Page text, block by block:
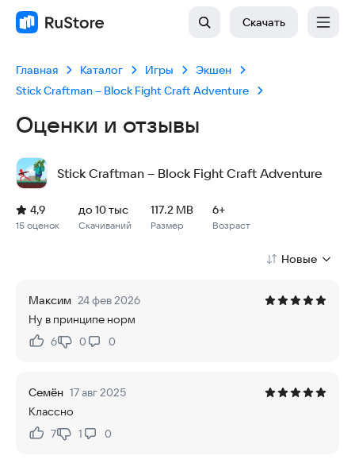
Скачать
Главная Каталог Игры
Экшен
Stick Craftman – Block Fight Craft Adventure
Оценки и отзывы
Stick Craftman – Block Fight Craft Adventure
Рейтинг: 4,9, 15 оценок
Скачиваний: до 10 тыс
Размер файла: 117.2 MB
Возрастное ограничение: 117.2 MB
15 оценок
4,9
Скачиваний
до 10 тыс
Размер
117.2 MB
Возраст
6+
Новые
Максим 24 фев 2026
Ну в принципе норм
Нравится:
6Не нравится:
0 0
Семён 17 авг 2025
Классно
Нравится:
7Не нравится:
1 0